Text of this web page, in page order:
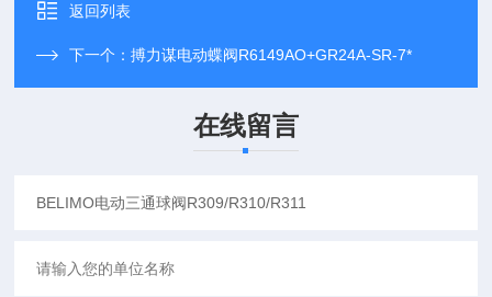
返回列表
下一个：搏力谋电动蝶阀R6149AO+GR24A-SR-7*
在线留言